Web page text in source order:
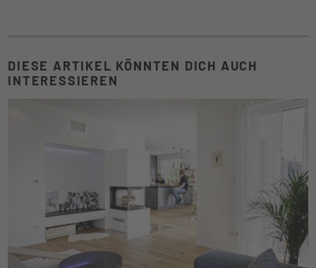
DIESE ARTIKEL KÖNNTEN DICH AUCH
INTERESSIEREN